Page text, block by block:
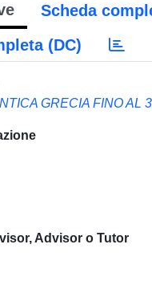
Scheda
(DC)
GRECIA FINO AL
Advisor o Tutor